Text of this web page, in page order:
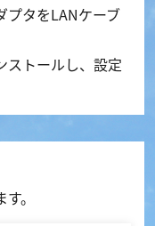
プタをLANケーブ
ストールし、設定
。